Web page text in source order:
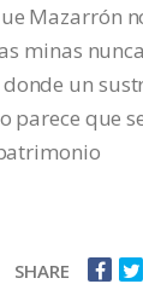
Mazarrón
minas
un
parece que
SHARE